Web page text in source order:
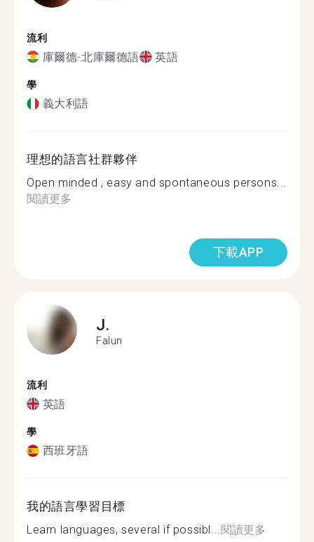
流利
庫爾德-北庫爾德語 英語
學
義大利語
理想的語言社群夥伴
Open minded , easy and spontaneous persons...
閱讀更多
下載APP
J.
Falun
流利
英語
學
西班牙語
我的語言學習目標
Learn languages, several if possibl...閱讀更多